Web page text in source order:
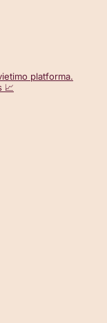
platforma.
📈